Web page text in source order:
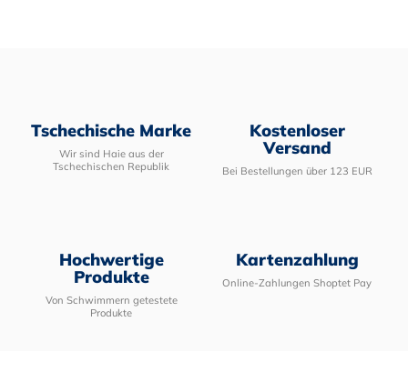
Tschechische Marke
Wir sind Haie aus der
Tschechischen Republik
Kostenloser
Versand
Bei Bestellungen über 123 EUR
Hochwertige
Produkte
Von Schwimmern getestete
Produkte
Kartenzahlung
Online-Zahlungen Shoptet Pay